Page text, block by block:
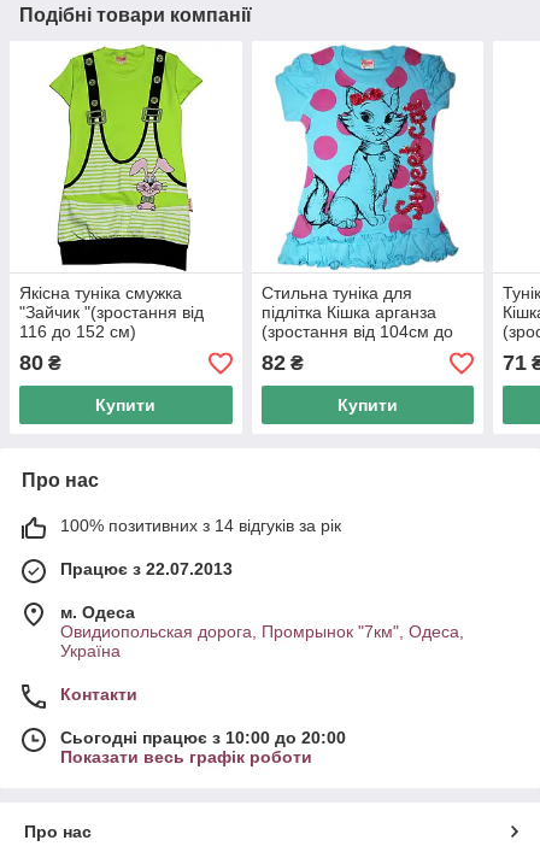
Подібні товари компанії
Якісна туніка смужка
"Зайчик "(зростання від
116 до 152 см)
80 ₴
Купити
Стильна туніка для
підлітка Кішка арганза
(зростання від 104см до
82₴
Купити
71
Про нас
100% позитивних з 14 відгуків за рік
Працює з 22.07.2013
м. Одеса
Овидиопольская дорога, Промрынок "7км", Одеса,
Україна
Контакти
Сьогодні працює з 10:00 до 20:00
Показати весь графік роботи
Про нас